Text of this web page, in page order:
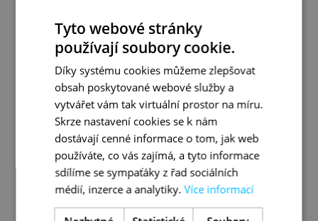
SRÍ LANKA
FILIPÍNY
UZBEKISTÁN
OMÁN
MALAJSIE A
SINGAPUR
SAÚDSKÁ ARÁBIE
JORDÁNSKO
JAPONSKO
IZRAEL
SINGAPUR
BALI
JIŽNÍ KOREA
NEPÁL
SRÍ LANKA A
MALEDIVY
MALEDIVY
JÁVA
ČÍNA
ÍRÁN
Tyto webové stránky
používají soubory cookie.
Díky systému cookies můžeme zlepšovat
obsah poskytované webové služby a
vytvářet vám tak virtuální prostor na míru.
Skrze nastavení cookies se k nám
dostávají cenné informace o tom, jak web
používáte, co vás zajímá, a tyto informace
sdílíme se sympaťáky z řad sociálních
médií, inzerce a analytiky. Více informací